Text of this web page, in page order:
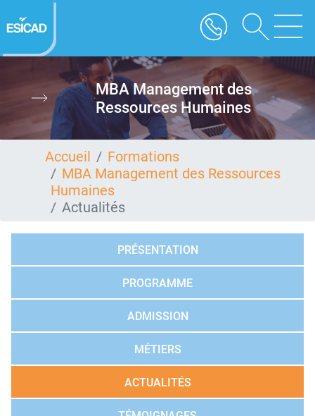
au
contenu
MBA Management des
Ressources Humaines
Accueil
Formations
MBA Management des Ressources
Humaines
Actualités
PRÉSENTATION
PROGRAMME
ADMISSION
MÉTIERS
ACTUALITÉS